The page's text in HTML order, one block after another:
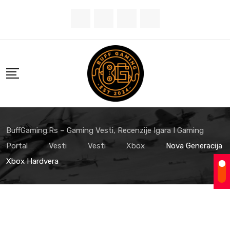
content
BuffGaming.rs – Gaming Vesti, Recenzije Igara I Gaming
Portal
Vesti Vesti Xbox
Nova Generacija
Xbox Hardvera